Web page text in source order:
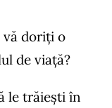
vă doriți o
de viață?
le trăiești în